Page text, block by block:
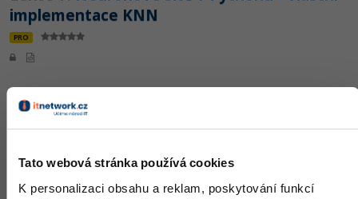
Tato webová stránka používá cookies
K personalizaci obsahu a reklam, poskytování funkcí
implementace KNN
PRO
Krátký test:Kvíz - Regrese a KNN v Pythonu
PRO